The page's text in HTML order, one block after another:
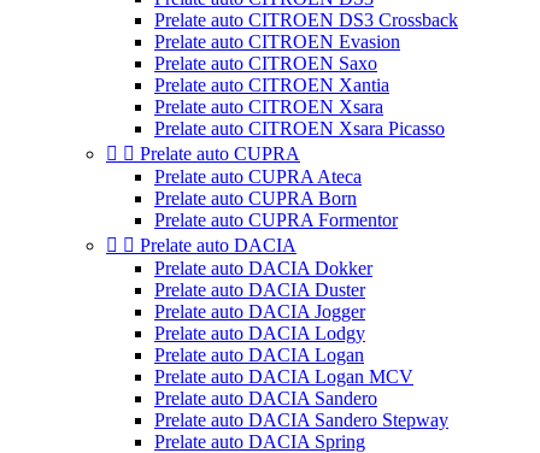
Prelate auto CITROEN DS3 Crossback
Prelate auto CITROEN Evasion
Prelate auto CITROEN Saxo
Prelate auto CITROEN Xantia
Prelate auto CITROEN Xsara
Prelate auto CITROEN Xsara Picasso
  Prelate auto CUPRA
Prelate auto CUPRA Ateca
Prelate auto CUPRA Born
Prelate auto CUPRA Formentor
  Prelate auto DACIA
Prelate auto DACIA Dokker
Prelate auto DACIA Duster
Prelate auto DACIA Jogger
Prelate auto DACIA Lodgy
Prelate auto DACIA Logan
Prelate auto DACIA Logan MCV
Prelate auto DACIA Sandero
Prelate auto DACIA Sandero Stepway
Prelate auto DACIA Spring